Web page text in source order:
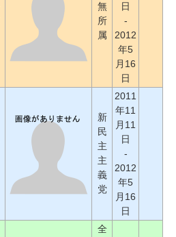
無
所
属
日
-
2012
年5
月16
日
新
民
主
主
義
党
2011
年11
月11
日
-
2012
年5
月16
日
全